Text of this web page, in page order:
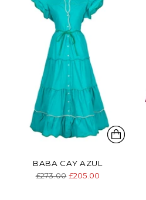
BABA CAY AZUL
Precio
£273.00 £205.00
Inicie sesión en su
productos a su lista de
artículos guardados